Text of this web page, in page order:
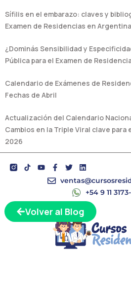
Volver al Blog
Sífilis en el embarazo: claves y
Examen de Residencias en Argentina
¿Dominás Sensibilidad y
Pública para el Examen de
Calendario de Exámenes de
Fechas de Abril
Actualización del Calendario
Cambios en la Triple Viral clave para
2026
Y
o
b
e
F
a
c
o
o
k
-
f
T
w
i
e
r
L
i
n
e
d
i
n
+54 9 11